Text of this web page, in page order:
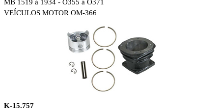
MB 1519 á 1934 - O355 á O371
VEÍCULOS MOTOR OM-366
K-15.757